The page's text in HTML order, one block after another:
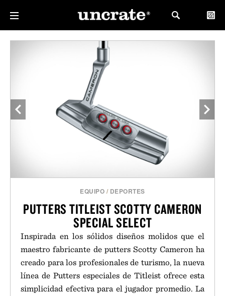
EQUIPO / DEPORTES
PUTTERS TITLEIST SCOTTY CAMERON
SPECIAL SELECT
Inspirada en los sólidos diseños molidos que el
maestro fabricante de putters Scotty Cameron ha
creado para los profesionales de turismo, la nueva
línea de Putters especiales de Titleist ofrece esta
simplicidad efectiva para el jugador promedio. La